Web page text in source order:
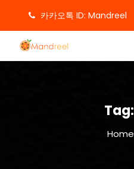
카카오톡 ID: Mandreel
Tag:
Home